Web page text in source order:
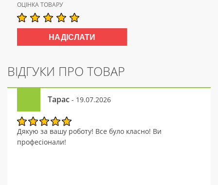
ОЦІНКА ТОВАРУ
ВІДГУКИ ПРО ТОВАР
Тарас - 19.07.2026
Дякую за вашу роботу! Все було класно! Ви
професіонали!